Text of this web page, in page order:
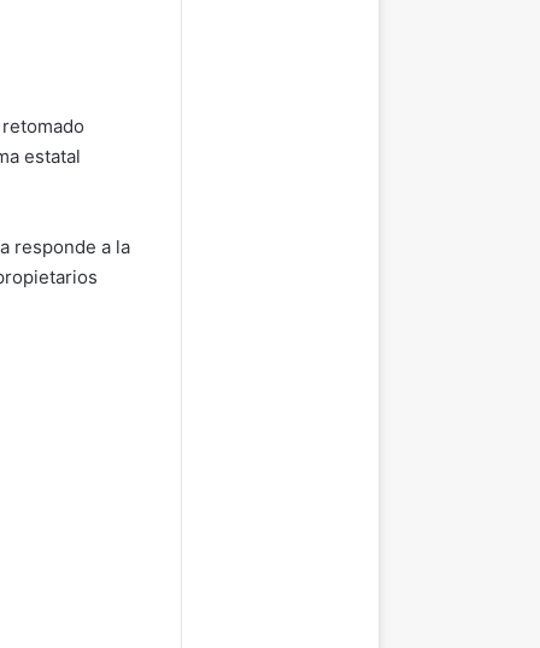
estatal
responde a la